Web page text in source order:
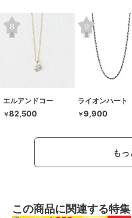
エルアンドコー
￥82,500
ライオンハート
￥9,900
もっ
この商品に関連する特集